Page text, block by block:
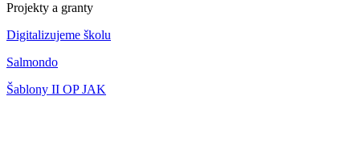
Projekty a granty
Digitalizujeme školu
Salmondo
Šablony II OP JAK